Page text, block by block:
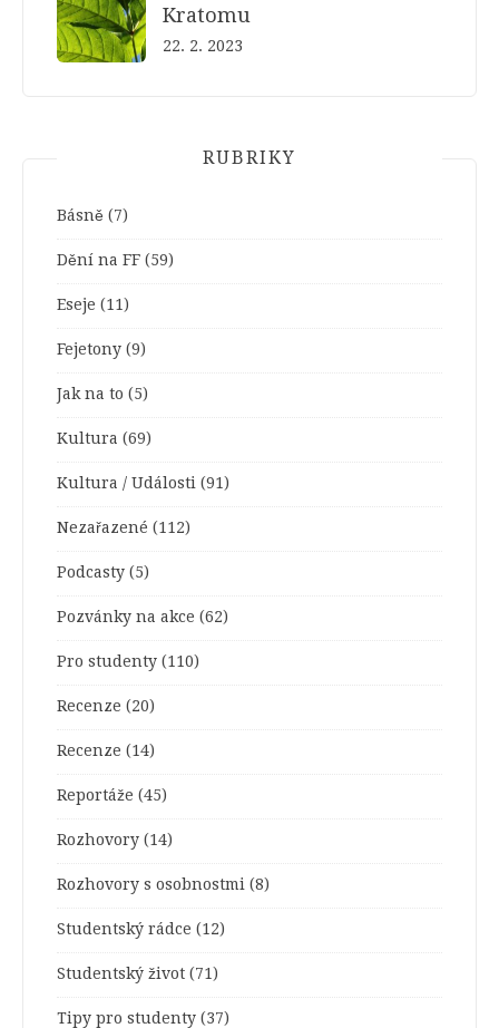
Kratomu
22. 2. 2023
RUBRIKY
Básně (7)
Dění na FF (59)
Eseje (11)
Fejetony (9)
Jak na to (5)
Kultura (69)
Kultura / Události (91)
Nezařazené (112)
Podcasty (5)
Pozvánky na akce (62)
Pro studenty (110)
Recenze (20)
Recenze (14)
Reportáže (45)
Rozhovory (14)
Rozhovory s osobnostmi (8)
Studentský rádce (12)
Studentský život (71)
Tipy pro studenty (37)